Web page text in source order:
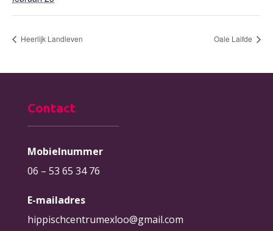
Heerlijk Landleven Oale Laifde
Contact
Mobielnummer
06 – 53 65 34 76
E-mailadres
hippischcentrumexloo@gmail.com